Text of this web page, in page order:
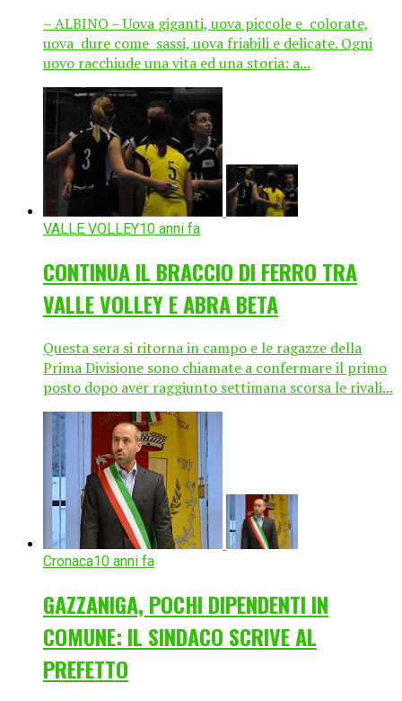
– ALBINO – Uova giganti, uova piccole e colorate,
uova dure come sassi, uova friabili e delicate. Ogni
uovo racchiude una vita ed una storia: a...
VALLE VOLLEY10 anni fa
CONTINUA IL BRACCIO DI FERRO TRA
VALLE VOLLEY E ABRA BETA
Questa sera si ritorna in campo e le ragazze della
Prima Divisione sono chiamate a confermare il primo
posto dopo aver raggiunto settimana scorsa le rivali...
Cronaca10 anni fa
GAZZANIGA, POCHI DIPENDENTI IN
COMUNE: IL SINDACO SCRIVE AL
PREFETTO